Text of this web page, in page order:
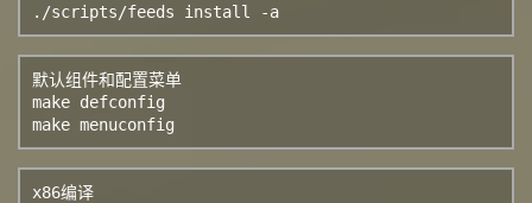
./scripts/feeds install -a
默认组件和配置菜单
make defconfig
make menuconfig
x86编译